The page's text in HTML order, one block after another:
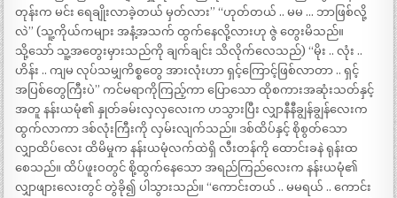
တုန်းက မင်း ရေချိုးလာခဲ့တယ် မှတ်လား” “ဟုတ်တယ် .. မမ … ဘာဖြစ်လို့
လဲ” (သူ့ကိုယ်ကများ အနံ့အသက် ထွက်နေလို့လားဟု ဇွဲ တွေးမိသည်။
သို့သော် သူ့အတွေးမှားသည်ကို ချက်ချင်း သိလိုက်လေသည်) “မိုး .. လုံး ..
ဟိန်း .. ကျမ လုပ်သမျှကိစ္စတွေ အားလုံးဟာ ရှင့်ကြောင့်ဖြစ်လာတာ .. ရှင့်
အပြစ်တွေကြီးပဲ” ကင်မရာကိုကြည့်ကာ ပြောသော ထိုစကားအဆုံးသတ်နှင့်
အတူ နန်းယမုံ၏ နှုတ်ခမ်းလှလှလေးက ဟသွားပြီး လျှာနီနီချွန်ချွန်လေးက
ထွက်လာကာ ဒစ်လုံးကြီးကို လှမ်းလျက်သည်။ ဒစ်ထိပ်နှင့် စိုစွတ်သော
လျှာထိပ်လေး ထိမိမှုက နန်းယမုံလက်ထဲရှိ လီးတန်ကို ထောင်းခနဲ ရုန်းထ
စေသည်။ ထိပ်ဖူးဝတွင် စို့ထွက်နေသော အရည်ကြည်လေးက နန်းယမုံ၏
လျှာဖျားလေးတွင် တွဲခို၍ ပါသွားသည်။ “ကောင်းတယ် .. မမရယ် .. ကောင်း